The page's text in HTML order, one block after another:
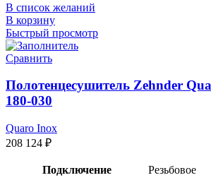
В список желаний
В корзину
Быстрый просмотр
Сравнить
Полотенцесушитель Zehnder
180-030
Quaro Inox
208 124 ₽
Подключение Резьбовое